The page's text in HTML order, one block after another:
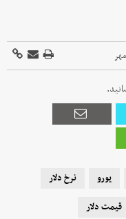
مهر
یورو
نرخ دلار
قیمت دلار